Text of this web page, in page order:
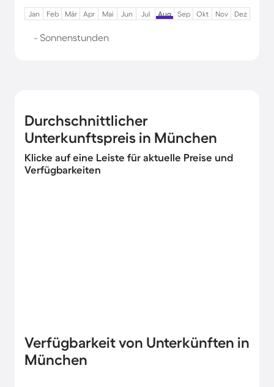
Jan Feb Mär Apr Mai Jun Jul Aug Sep Okt Nov Dez
- Sonnenstunden
Durchschnittlicher
Unterkunftspreis in München
Klicke auf eine Leiste für aktuelle Preise und
Verfügbarkeiten
Verfügbarkeit von Unterkünften in
München